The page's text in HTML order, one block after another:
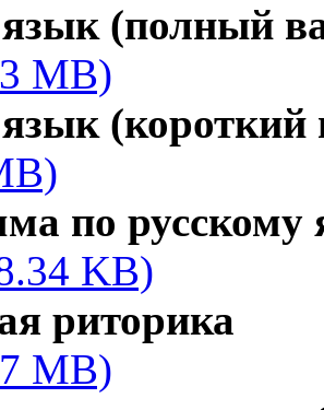
(полный
MB)
(короткий
по русскому
KB)
риторика
MB)